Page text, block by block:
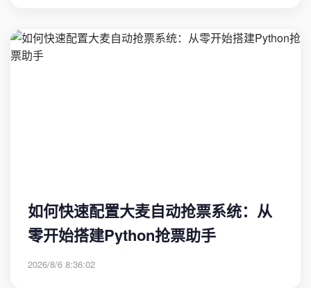
如何快速配置大麦自动抢票系统：从
零开始搭建Python抢票助手
2026/8/6 8:36:02